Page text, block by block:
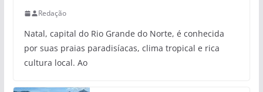
Redação
Natal, capital do Rio Grande do Norte, é conhecida
por suas praias paradisíacas, clima tropical e rica
cultura local. Ao